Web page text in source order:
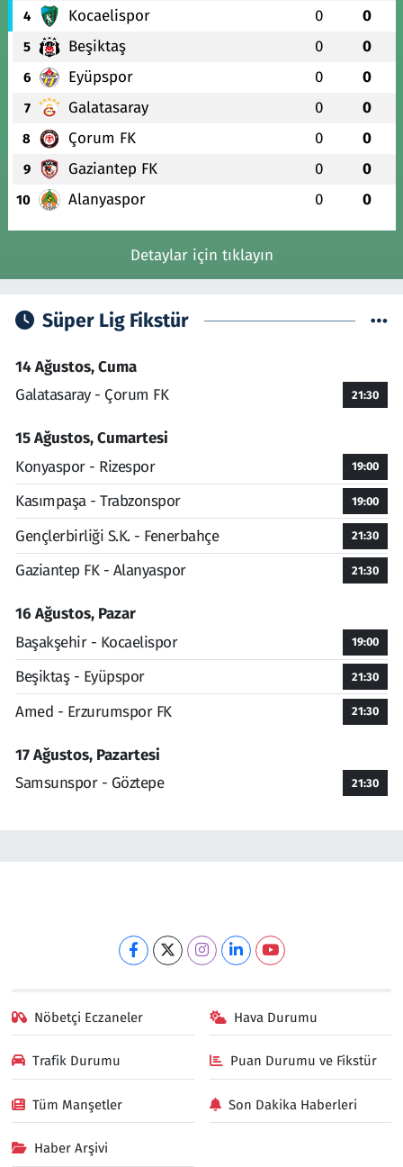
4 Kocaelispor 0 0
5 Beşiktaş 0 0
6 Eyüpspor 0 0
7 Galatasaray 0 0
8 Çorum FK 0 0
9 Gaziantep FK 0 0
10 Alanyaspor 0 0
Detaylar için tıklayın
Süper Lig Fikstür
14 Ağustos, Cuma
Galatasaray - Çorum FK
21:30
15 Ağustos, Cumartesi
Konyaspor - Rizespor
19:00
Kasımpaşa - Trabzonspor 19:00
Gençlerbirliği S.K. - Fenerbahçe 21:30
Gaziantep FK - Alanyaspor 21:30
16 Ağustos, Pazar
Başakşehir - Kocaelispor
19:00
Beşiktaş - Eyüpspor 21:30
Amed - Erzurumspor FK 21:30
17 Ağustos, Pazartesi
Samsunspor - Göztepe
21:30
Nöbetçi Eczaneler Hava Durumu
Trafik Durumu Puan Durumu ve Fikstür
Tüm Manşetler Son Dakika Haberleri
Haber Arşivi